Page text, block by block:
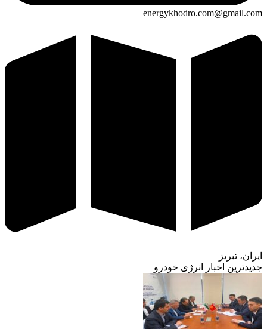
energykhodro.com@gmail.com
ایران، تبریز
جدیدترین اخبار انرژی خودرو